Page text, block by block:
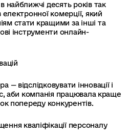
десять років так
комерції, який
стати кращими за інші та
інструменти онлайн-
відслідковувати інновації і
аби компанія працювала краще
попереду конкурентів.
кваліфікації персоналу